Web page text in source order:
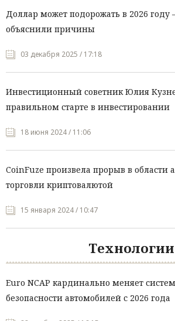
Доллар может подорожать в 2026 году
объяснили причины
03 декабря 2025 / 17:18
Инвестиционный советник Юлия
правильном старте в инвестировании
18 июня 2024 / 11:06
CoinFuze произвела прорыв в области
торговли криптовалютой
15 января 2024 / 10:47
Технологии
Euro NCAP кардинально меняет
безопасности автомобилей с 2026 года